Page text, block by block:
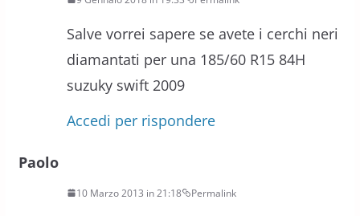
Salve vorrei sapere se avete i cerchi neri
diamantati per una 185/60 R15 84H
suzuky swift 2009
Accedi per rispondere
Paolo
10 Marzo 2013 in 21:18 Permalink